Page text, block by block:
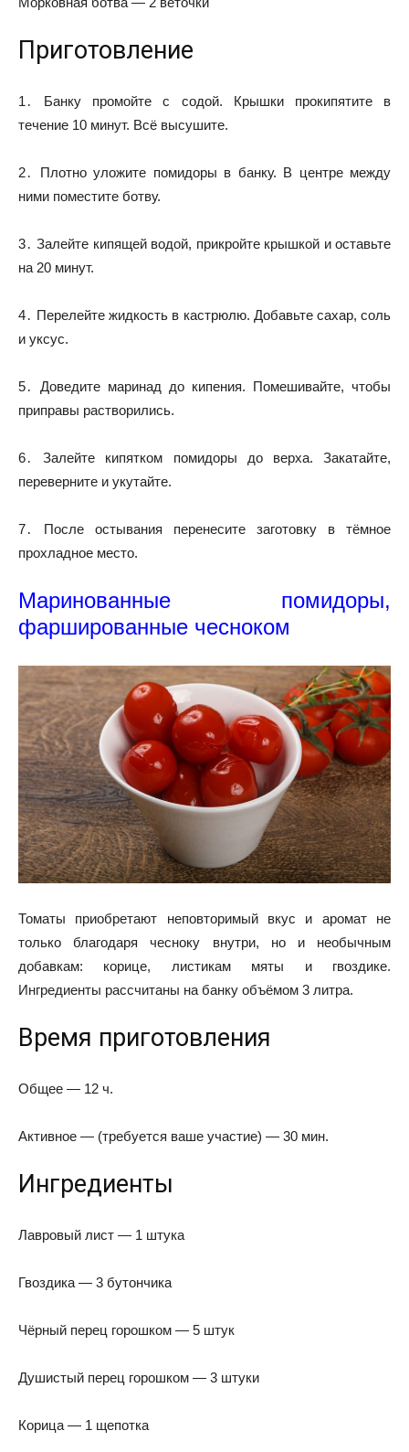
Приготовление
1․ Банку промойте с содой. Крышки прокипятите в
течение 10 минут. Всё высушите.
2․ Плотно уложите помидоры в банку. В центре между
ними поместите ботву.
3․ Залейте кипящей водой, прикройте крышкой и оставьте
на 20 минут.
4․ Перелейте жидкость в кастрюлю. Добавьте сахар, соль
и уксус.
5․ Доведите маринад до кипения. Помешивайте, чтобы
приправы растворились.
6․ Залейте кипятком помидоры до верха. Закатайте,
переверните и укутайте.
7․ После остывания перенесите заготовку в тёмное
прохладное место.
Маринованные помидоры,
фаршированные чесноком
Томаты приобретают неповторимый вкус и аромат не
только благодаря чесноку внутри, но и необычным
добавкам: корице, листикам мяты и гвоздике.
Ингредиенты рассчитаны на банку объёмом 3 литра.
Время приготовления
Общее — 12 ч.
Активное — (требуется ваше участие) — 30 мин.
Ингредиенты
Лавровый лист — 1 штука
Гвоздика — 3 бутончика
Чёрный перец горошком — 5 штук
Душистый перец горошком — 3 штуки
Корица — 1 щепотка